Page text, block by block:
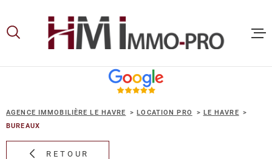
lamenu
contenu
AGENCE IMMOBILIÈRE LE HAVRE LOCATION PRO
LE HAVRE
BUREAUX
RETOUR